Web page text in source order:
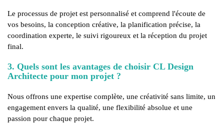
Le processus de projet est personnalisé et comprend l'écoute de
vos besoins, la conception créative, la planification précise, la
coordination experte, le suivi rigoureux et la réception du projet
final.
3. Quels sont les avantages de choisir CL Design
Architecte pour mon projet ?
Nous offrons une expertise complète, une créativité sans limite, un
engagement envers la qualité, une flexibilité absolue et une
passion pour chaque projet.